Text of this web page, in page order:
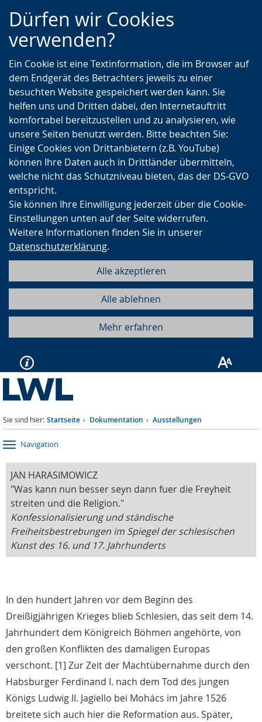
Zur
Hauptnavigation
Zur
Seitennavigation
Zum
Inhalt
Dürfen wir Cookies
verwenden?
Ein Cookie ist eine Textinformation, die im Browser auf
dem Endgerät des Betrachters jeweils zu einer
besuchten Website gespeichert werden kann. Sie
helfen uns und Dritten dabei, den Internetauftritt
komfortabel bereitzustellen und zu analysieren, wie
unsere Seiten benutzt werden. Bitte beachten Sie:
Einige Cookies von Drittanbietern (z.B. YouTube)
können Ihre Daten auch in Drittländer übermitteln,
welche nicht das Schutzniveau bieten, das der DS-GVO
entspricht.
Sie können Ihre Einwilligung jederzeit über die Cookie-
Einstellungen unten auf der Seite widerrufen.
Weitere Informationen finden Sie in unserer
Datenschutzerklärung.
Alle akzeptieren
Alle ablehnen
Mehr erfahren
Sie sind hier: Startseite Dokumentation Ausstellungen
Navigation
JAN HARASIMOWICZ
"Was kann nun besser seyn dann fuer die Freyheit
streiten und die Religion."
Konfessionalisierung und ständische
Freiheitsbestrebungen im Spiegel der schlesischen
Kunst des 16. und 17. Jahrhunderts
In den hundert Jahren vor dem Beginn des
Dreißigjährigen Krieges blieb Schlesien, das seit dem 14.
Jahrhundert dem Königreich Böhmen angehörte, von
den großen Konflikten des damaligen Europas
verschont. [1] Zur Zeit der Machtübernahme durch den
Habsburger Ferdinand I. nach dem Tod des jungen
Königs Ludwig II. Jagiello bei Mohács im Jahre 1526
breitete sich auch hier die Reformation aus. Später,